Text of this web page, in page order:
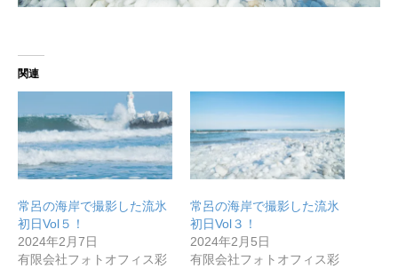
関連
常呂の海岸で撮影した流氷
初日Vol５！
2024年2月7日
有限会社フォトオフィス彩
常呂の海岸で撮影した流氷
初日Vol３！
2024年2月5日
有限会社フォトオフィス彩